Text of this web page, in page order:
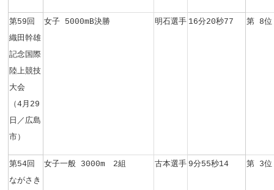
第59回
織田幹雄
記念国際
陸上競技
大会
（4月29
日／広島
市）
女子 5000mB決勝 明石選手 16分20秒77 第 8位
第54回
ながさき
女子一般 3000m 2組 古本選手 9分55秒14 第 3位